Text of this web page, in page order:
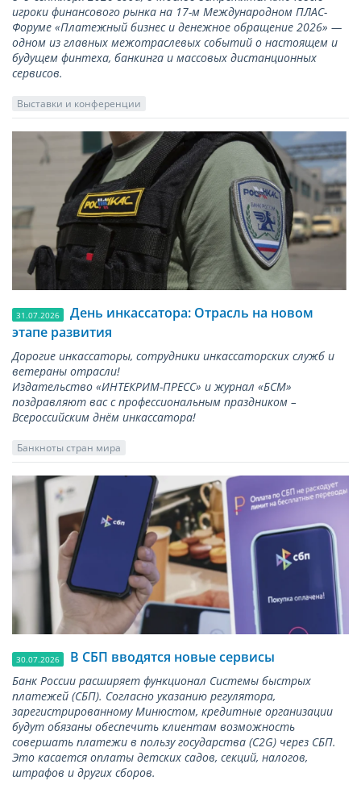
игроки финансового рынка на 17-м Международном ПЛАС-
Форуме «Платежный бизнес и денежное обращение 2026» —
одном из главных межотраслевых событий о настоящем и
будущем финтеха, банкинга и массовых дистанционных
сервисов.
Выставки и конференции
31.07.2026
День инкассатора: Отрасль на новом
этапе развития
Дорогие инкассаторы, сотрудники инкассаторских служб и
ветераны отрасли!
Издательство «ИНТЕКРИМ-ПРЕСС» и журнал «БСМ»
поздравляют вас с профессиональным праздником –
Всероссийским днём инкассатора!
Банкноты стран мира
30.07.2026 В СБП вводятся новые сервисы
Банк России расширяет функционал Системы быстрых
платежей (СБП). Согласно указанию регулятора,
зарегистрированному Минюстом, кредитные организации
будут обязаны обеспечить клиентам возможность
совершать платежи в пользу государства (С2G) через СБП.
Это касается оплаты детских садов, секций, налогов,
штрафов и других сборов.